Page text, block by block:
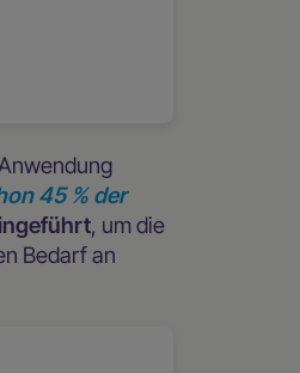
45 % der
, um die
Bedarf an